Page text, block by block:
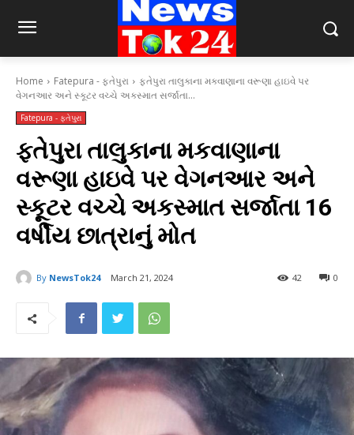
Home Fatepura - ફતેપુરા
ફતેપુરા તાલુકાના મકવાણાના વરૂણા હાઇવે પર
વેગનઆર અને સ્કૂટર વચ્ચે અકસ્માત સર્જાતા...
Fatepura - ફતેપુરા
ફતેપુરા તાલુકાના મકવાણાના
વરૂણા હાઇવે પર વેગનઆર અને
સ્કૂટર વચ્ચે અકસ્માત સર્જાતા 16
વર્ષીય છાત્રાનું મોત
By NewsTok24 March 21, 2024 0
42